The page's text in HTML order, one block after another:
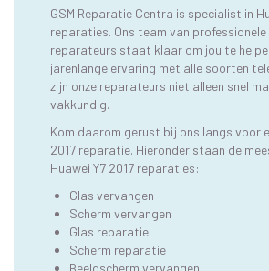
GSM Reparatie Centra is specialist in
reparaties. Ons team van
reparateurs staat klaar om jou te
jarenlange ervaring met alle soorten
zijn onze reparateurs niet alleen snel
vakkundig.
Kom daarom gerust bij ons langs voor
2017 reparatie. Hieronder staan de
Huawei Y7 2017 reparaties:
Glas vervangen
Scherm vervangen
Glas reparatie
Scherm reparatie
Beeldscherm vervangen